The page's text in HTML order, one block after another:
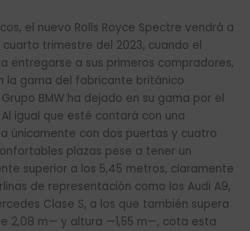
el nuevo Rolls Royce Spectre vendrá a
trimestre del 2023, cuando el
entregarse a sus primeros compradores,
la gama del fabricante británico
BMW ha dejado en su gama por el
igual que esté contará con una
únicamente con dos puertas y cuatro
plazas pese a tener un
superior a los 5,45 metros, claramente
de representación como los Audi A9,
Clase S, a los que también supera
2,08 m— y altura —1,55 m—, cota esta